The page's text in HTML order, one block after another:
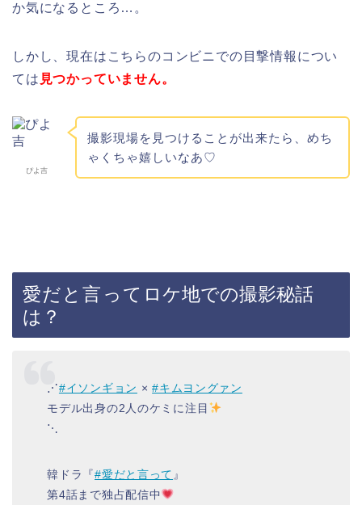
か気になるところ…。
しかし、現在はこちらのコンビニでの目撃情報につい
ては 見つかっていません。
ぴよ吉
撮影現場を見つけることが出来たら、めち
ゃくちゃ嬉しいなあ♡
愛だと言って ロケ地での撮影秘話
は？
⋰#イソンギョン ×#キムヨングァン
モデル出身の2人のケミに注目
⋱
韓ドラ『#愛だと言って 』
第4話まで独占配信中